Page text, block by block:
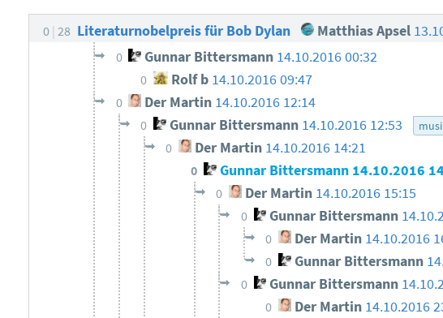
0 28 Literaturnobelpreis für Bob Dylan Matthias Apsel
0 Gunnar Bittersmann 14.10.2016 00:32
0 Rolf b 14.10.2016 09:47
0 Der Martin 14.10.2016 12:14
0 Gunnar Bittersmann 14.10.2016 12:53
0 Der Martin 14.10.2016 14:21
0 Gunnar Bittersmann 14.10.2016
0 Der Martin 14.10.2016 15:15
0 Gunnar Bittersmann
0 Der Martin 14.10.2016
0 Gunnar Bittersmann
0 Gunnar Bittersmann
0 Der Martin 14.10.2016